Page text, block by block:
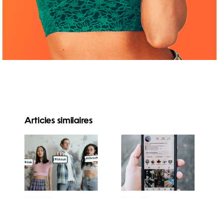
Articles similaires